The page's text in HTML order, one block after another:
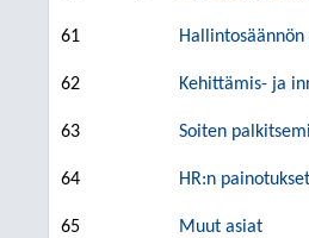
61
62 Kehittämis- ja
63 Soiten
64 HR:n
65 Muut asiat